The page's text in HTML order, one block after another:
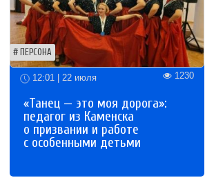
ПЕРСОНА
12:01 | 22 июля 1230
«Танец — это моя дорога»:
педагог из Каменска
о призвании и работе
с особенными детьми